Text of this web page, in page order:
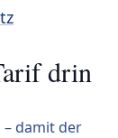
drin
– damit der